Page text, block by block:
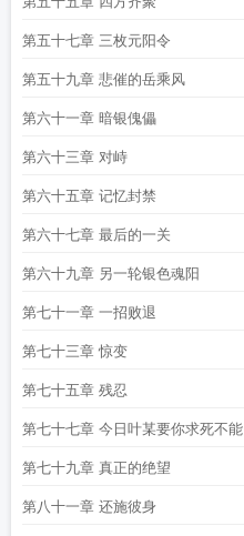
第五十七章 三枚元阳令
第五十九章 悲催的岳乘风
第六十一章 暗银傀儡
第六十三章 对峙
第六十五章 记忆封禁
第六十七章 最后的一关
第六十九章 另一轮银色魂阳
第七十一章 一招败退
第七十三章 惊变
第七十五章 残忍
第七十七章 今日叶某要你求死不能
第七十九章 真正的绝望
第八十一章 还施彼身